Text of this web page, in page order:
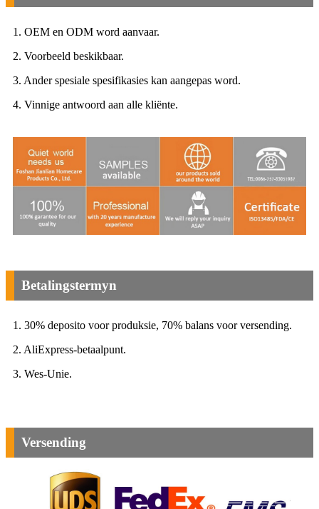
1. OEM en ODM word aanvaar.
2. Voorbeeld beskikbaar.
3. Ander spesiale spesifikasies kan aangepas word.
4. Vinnige antwoord aan alle kliënte.
Betalingstermyn
1. 30% deposito voor produksie, 70% balans voor versending.
2. AliExpress-betaalpunt.
3. Wes-Unie.
Versending